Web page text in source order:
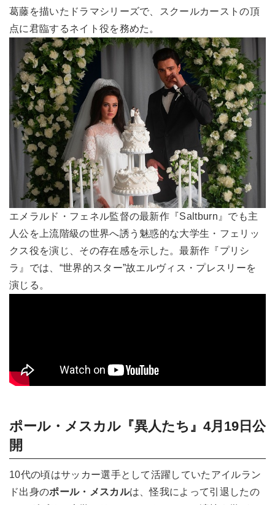
葛藤を描いたドラマシリーズで、スクールカーストの頂
点に君臨するネイト役を務めた。
エメラルド・フェネル監督の最新作『Saltburn』でも主
人公を上流階級の世界へ誘う魅惑的な大学生・フェリッ
クス役を演じ、その存在感を示した。最新作『プリシ
ラ』では、“世界的スター”故エルヴィス・プレスリーを
演じる。
ポール・メスカル『異人たち』4月19日公
開
10代の頃はサッカー選手として活躍していたアイルラン
ド出身のポール・メスカルは、怪我によって引退したの